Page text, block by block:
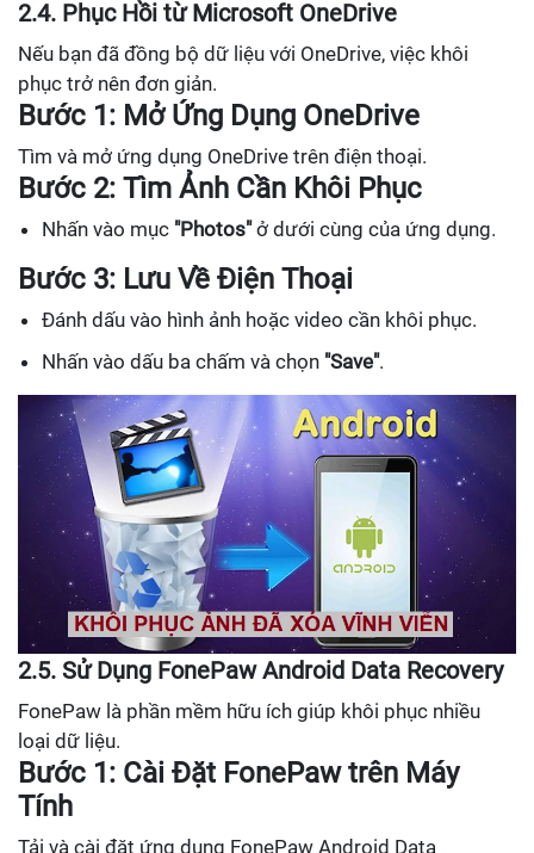
2.4. Phục Hồi từ Microsoft OneDrive
Nếu bạn đã đồng bộ dữ liệu với OneDrive, việc khôi
phục trở nên đơn giản.
Bước 1: Mở Ứng Dụng OneDrive
Tìm và mở ứng dụng OneDrive trên điện thoại.
Bước 2: Tìm Ảnh Cần Khôi Phục
Nhấn vào mục "Photos"ở dưới cùng của ứng dụng.
Bước 3: Lưu Về Điện Thoại
Đánh dấu vào hình ảnh hoặc video cần khôi phục.
Nhấn vào dấu ba chấm và chọn "Save".
2.5. Sử Dụng FonePaw Android Data Recovery
FonePaw là phần mềm hữu ích giúp khôi phục nhiều
loại dữ liệu.
Bước 1: Cài Đặt FonePaw trên Máy
Tính
Tải và cài đặt ứng dụng FonePaw Android Data